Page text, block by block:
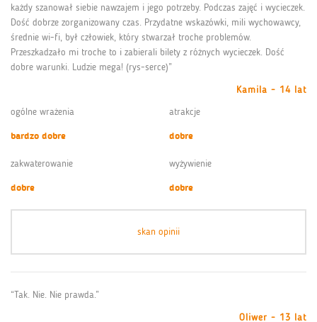
każdy szanował siebie nawzajem i jego potrzeby. Podczas zajęć i wycieczek.
Dość dobrze zorganizowany czas. Przydatne wskazówki, mili wychowawcy,
średnie wi-fi, był człowiek, który stwarzał troche problemów.
Przeszkadzało mi troche to i zabierali bilety z różnych wycieczek. Dość
dobre warunki. Ludzie mega! (rys-serce)”
Kamila - 14 lat
ogólne wrażenia
bardzo dobre
atrakcje
dobre
zakwaterowanie
dobre
wyżywienie
dobre
skan opinii
“Tak. Nie. Nie prawda.”
Oliwer - 13 lat